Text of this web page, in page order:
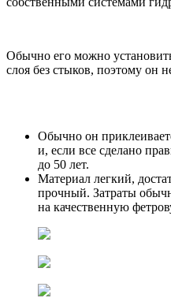
Обычно его можно
слоя без стыков, поэтому он
Обычно он
и, если все сделано
до 50 лет.
Материал легкий,
прочный. Затраты
на качественную